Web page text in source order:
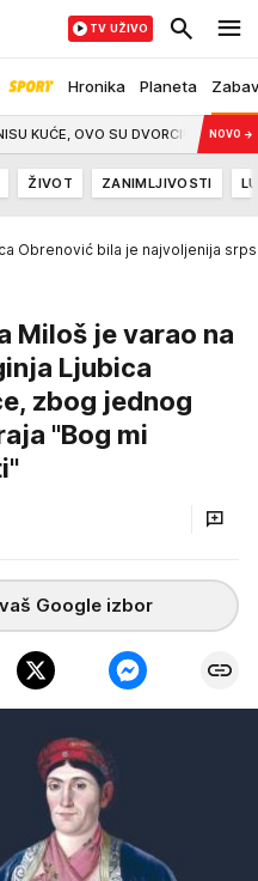
Hronika Planeta
TV UŽIVO
u domove naših poznatih dama:
NOVO →
ŽIVOT ZANIMLJIVOSTI
Obrenović bila je najvoljenija
Miloš je varao na
Ljubica
zbog jednog
"Bog mi
Google izbor